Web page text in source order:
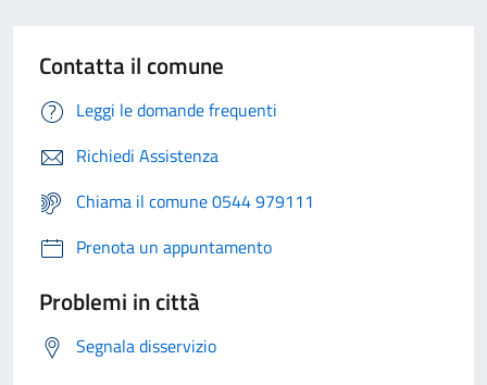
Contatta il comune
Leggi le domande frequenti
Richiedi Assistenza
Chiama il comune 0544 979111
Prenota un appuntamento
Problemi in città
Segnala disservizio